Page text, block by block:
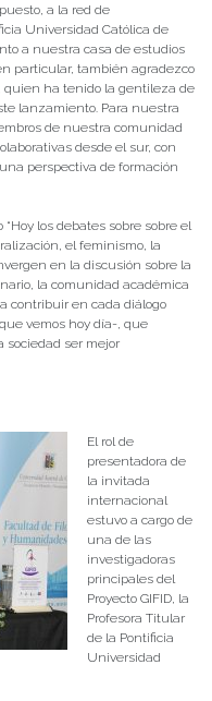
a la red de
Universidad Católica de
a nuestra casa de estudios
particular, también agradezco
quien ha tenido la gentileza de
lanzamiento. Para nuestra
de nuestra comunidad
desde el sur, con
perspectiva de formación
los debates sobre sobre el
el feminismo, la
en la discusión sobre la
la comunidad académica
contribuir en cada diálogo
vemos hoy día-, que
sociedad ser mejor
El rol de
presentadora de
la invitada
internacional
estuvo a cargo de
una de las
investigadoras
principales del
Proyecto GIFID, la
Profesora Titular
de la Pontificia
Universidad